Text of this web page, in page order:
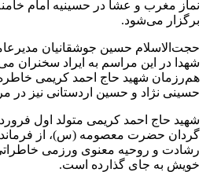
نماز مغرب و عشا در حسینیه امام
برگزار می‌شود.
حجت‌الاسلام حسین جوشقانیان
شهدا در این مراسم به ایراد سخنران
هم‌رزمان شهید حاج احمد کریمی
حسینی نژاد و حسین اردستانی نیز در
گردان حضرت معصومه (س)، از
رشادت و روحیه معنوی ورزمی
خویش به جای گذارده است.